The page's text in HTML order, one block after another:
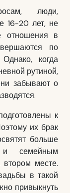
люди,
16-20 лет, не
отношения в
по
когда
рутиной,
забывают о
к
их брак
больше
и семейным
втором месте.
в такой
привыкнуть